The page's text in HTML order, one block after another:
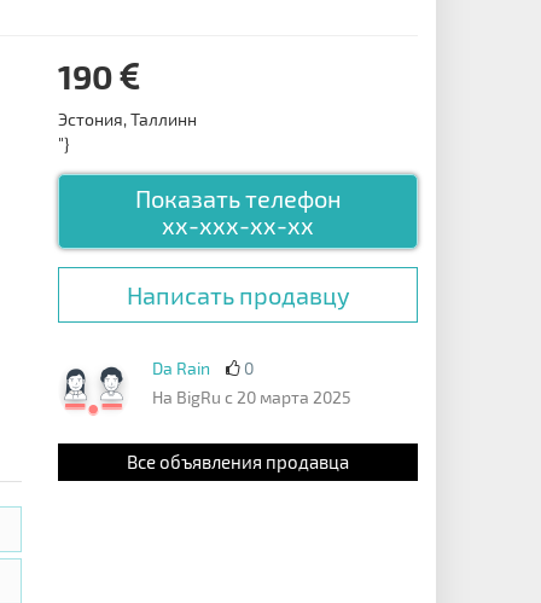
190
Эстония, Таллинн
"}
Показать телефон
xx-xxx-xx-xx
Написать продавцу
Da Rain
0
На BigRu с 20 марта 2025
Все объявления продавца